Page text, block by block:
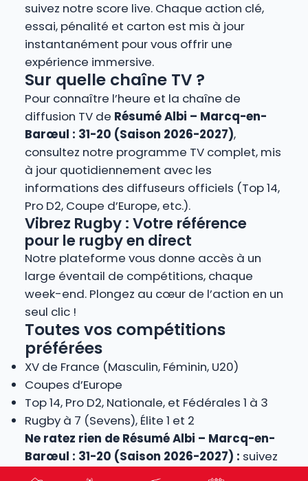
suivez notre score live. Chaque action clé,
essai, pénalité et carton est mis à jour
instantanément pour vous offrir une
expérience immersive.
Sur quelle chaîne TV ?
Pour connaître l’heure et la chaîne de
diffusion TV de Résumé Albi – Marcq-en-
Barœul : 31-20 (Saison 2026-2027),
consultez notre programme TV complet, mis
à jour quotidiennement avec les
informations des diffuseurs officiels (Top 14,
Pro D2, Coupe d’Europe, etc.).
Vibrez Rugby : Votre référence
pour le rugby en direct
Notre plateforme vous donne accès à un
large éventail de compétitions, chaque
week-end. Plongez au cœur de l’action en un
seul clic !
Toutes vos compétitions
préférées
XV de France (Masculin, Féminin, U20)
Coupes d’Europe
Top 14, Pro D2, Nationale, et Fédérales 1 à 3
Rugby à 7 (Sevens), Élite 1 et 2
Ne ratez rien de Résumé Albi – Marcq-en-
Barœul : 31-20 (Saison 2026-2027) : suivez
le score en live, écoutez le match à la radio